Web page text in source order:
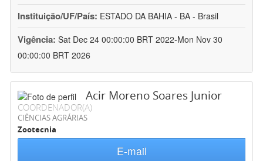
Instituição/UF/País: ESTADO DA BAHIA - BA - Brasil
Vigência: Sat Dec 24 00:00:00 BRT 2022-Mon Nov 30
00:00:00 BRT 2026
Acir Moreno Soares Junior
COORDENADOR(A)
CIÊNCIAS AGRÁRIAS
Zootecnia
E-mail